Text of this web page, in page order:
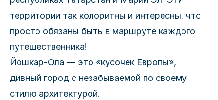
территории так колоритны и интересны, что
просто обязаны быть в маршруте каждого
путешественника!
Йошкар-Ола — это «кусочек Европы»,
дивный город с незабываемой по своему
стилю архитектурой.